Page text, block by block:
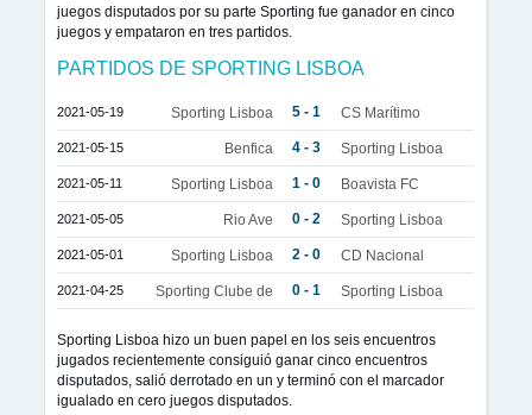
juegos disputados por su parte Sporting fue ganador en cinco
juegos y empataron en tres partidos.
PARTIDOS DE SPORTING LISBOA
2021-05-19 Sporting Lisboa 5 - 1 CS Marítimo
2021-05-15 Benfica 4 - 3 Sporting Lisboa
2021-05-11 Sporting Lisboa 1 - 0 Boavista FC
2021-05-05 Rio Ave 0 - 2 Sporting Lisboa
2021-05-01 Sporting Lisboa 2 - 0 CD Nacional
2021-04-25 Sporting Clube de 0 - 1 Sporting Lisboa
Sporting Lisboa hizo un buen papel en los seis encuentros
jugados recientemente consiguió ganar cinco encuentros
disputados, salió derrotado en un y terminó con el marcador
igualado en cero juegos disputados.